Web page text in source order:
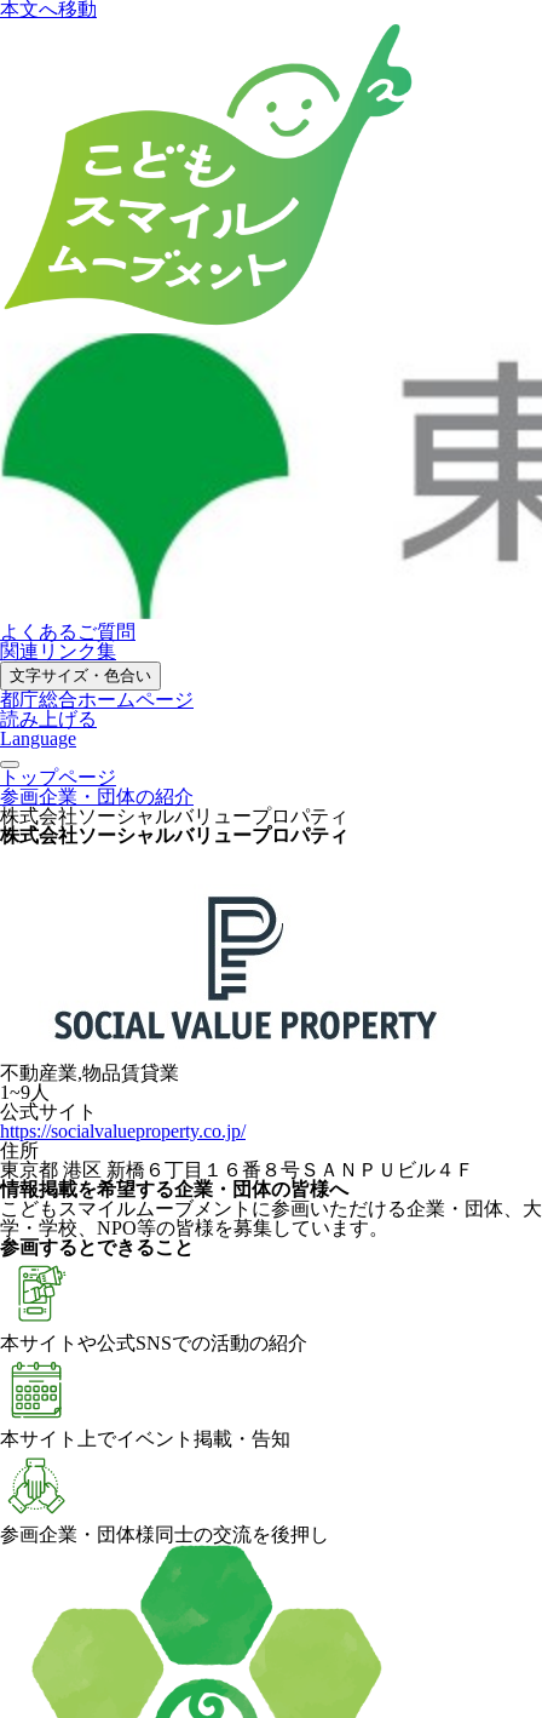
本文へ移動
よくあるご質問
関連リンク集
文字サイズ・色合い
都庁総合ホームページ
読み上げる
Language
トップページ
参画企業・団体の紹介
株式会社ソーシャルバリュープロパティ
株式会社ソーシャルバリュープロパティ
不動産業,物品賃貸業
1~9人
公式サイト
https://socialvalueproperty.co.jp/
住所
東京都 港区 新橋６丁目１６番８号ＳＡＮＰＵビル４Ｆ
情報掲載を希望する企業・団体の皆様へ
こどもスマイルムーブメントに参画いただける企業・団体、大
学・学校、NPO等の皆様を募集しています。
参画するとできること
本サイトや公式SNSでの活動の紹介
本サイト上でイベント掲載・告知
参画企業・団体様同士の交流を後押し